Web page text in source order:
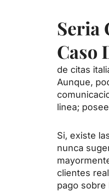
Seri­a
Caso
de citas
Aunque,
linea;
Si, existe
nunca
clientes
pago sobre